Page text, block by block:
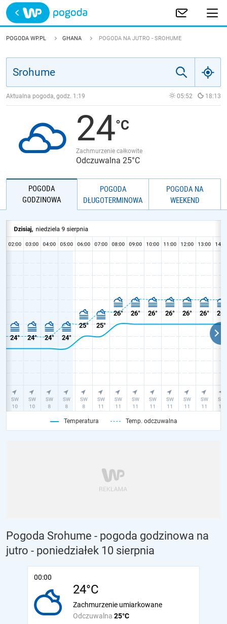
Trwa ładowanie
POLSKA
POGODA WP.PL GHANA POGODA NA JUTRO - SROHUME
Aktualna pogoda, godz. 1:19 05:52 18:13
24
Zachmurzenie całkowite
Odczuwalna 25°C
POGODA
GODZINOWA
POGODA
DŁUGOTERMINOWA
POGODA NA
WEEKEND
Temperatura Temp. odczuwalna
Pogoda Srohume - pogoda godzinowa na
jutro - poniedziałek 10 sierpnia
00:00
24°C
Odczuwalna 25°C
Zachmurzenie umiarkowane